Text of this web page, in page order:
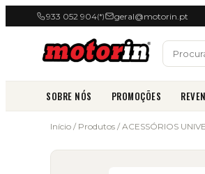
933 052 904(*) geral@motorin.pt
SOBRE NÓS PROMOÇÕES
Início / Produtos / ACESSÓRIOS